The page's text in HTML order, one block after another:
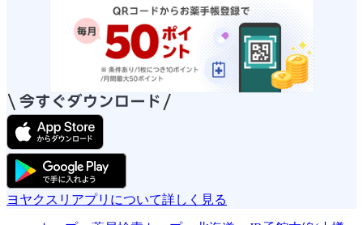
ヨヤクスリアプリについて詳しく見る